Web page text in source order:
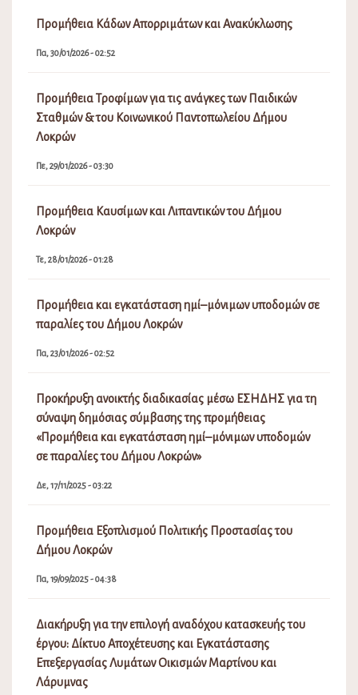
Προμήθεια Κάδων Απορριμάτων και Ανακύκλωσης
Πα, 30/01/2026 - 02:52
Προμήθεια Τροφίμων για τις ανάγκες των Παιδικών
Σταθμών & του Κοινωνικού Παντοπωλείου Δήμου
Λοκρών
Πε, 29/01/2026 - 03:30
Προμήθεια Καυσίμων και Λιπαντικών του Δήμου
Λοκρών
Τε, 28/01/2026 - 01:28
Προμήθεια και εγκατάσταση ημί–μόνιμων υποδομών σε
παραλίες του Δήμου Λοκρών
Πα, 23/01/2026 - 02:52
Προκήρυξη ανοικτής διαδικασίας μέσω ΕΣΗΔΗΣ για τη
σύναψη δημόσιας σύμβασης της προμήθειας
«Προμήθεια και εγκατάσταση ημί–μόνιμων υποδομών
σε παραλίες του Δήμου Λοκρών»
Δε, 17/11/2025 - 03:22
Προμήθεια Εξοπλισμού Πολιτικής Προστασίας του
Δήμου Λοκρών
Πα, 19/09/2025 - 04:38
Διακήρυξη για την επιλογή αναδόχου κατασκευής του
έργου: Δίκτυο Αποχέτευσης και Εγκατάστασης
Επεξεργασίας Λυμάτων Οικισμών Μαρτίνου και
Λάρυμνας